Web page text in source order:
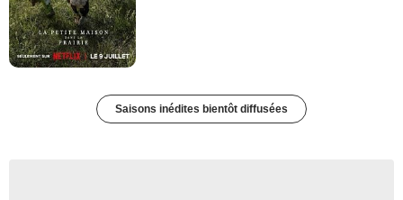
Saisons inédites bientôt diffusées